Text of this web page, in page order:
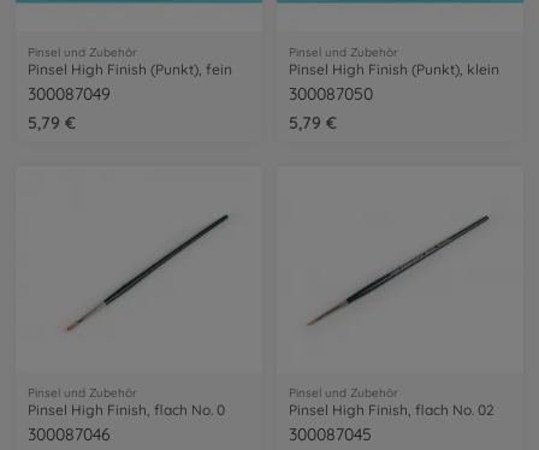
Pinsel und Zubehör
Pinsel High Finish (Punkt), fein
300087049
5,79 €
Pinsel und Zubehör
Pinsel High Finish (Punkt), klein
300087050
5,79 €
Pinsel und Zubehör
Pinsel High Finish, flach No. 0
300087046
Pinsel und Zubehör
Pinsel High Finish, flach No. 02
300087045